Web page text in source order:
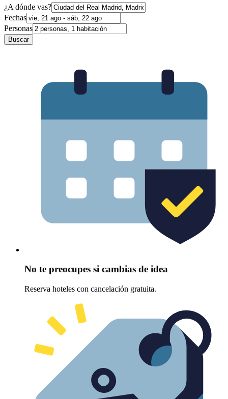
¿A dónde vas?
Fechas
Personas
Buscar
No te preocupes si cambias de idea
Reserva hoteles con cancelación gratuita.